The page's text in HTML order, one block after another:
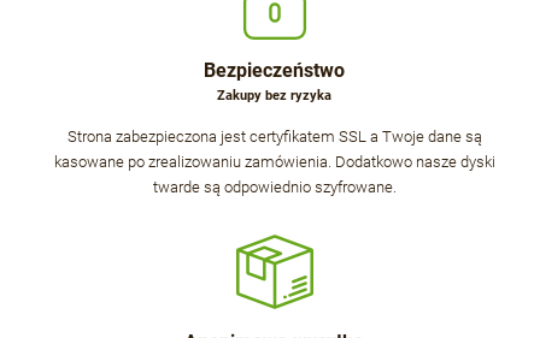
Bezpieczeństwo
Zakupy bez ryzyka
Strona zabezpieczona jest certyfikatem SSL a Twoje dane są
kasowane po zrealizowaniu zamówienia. Dodatkowo nasze dyski
twarde są odpowiednio szyfrowane.